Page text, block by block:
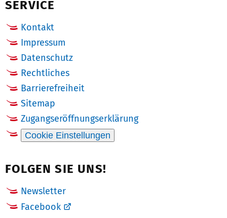
SERVICE
Kontakt
Impressum
Datenschutz
Rechtliches
Barrierefreiheit
Sitemap
Zugangseröffnungserklärung
Cookie Einstellungen
FOLGEN SIE UNS!
Newsletter
Facebook